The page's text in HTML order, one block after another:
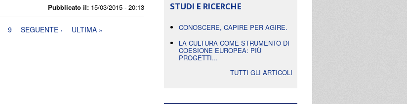
Pubblicato il: 15/03/2015 - 20:13
9 SEGUENTE › ULTIMA »
STUDI E RICERCHE
CONOSCERE, CAPIRE PER AGIRE.
LA CULTURA COME STRUMENTO DI
COESIONE EUROPEA: PIÙ
PROGETTI...
TUTTI GLI ARTICOLI